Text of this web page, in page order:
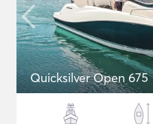
Quicksilver Open 675